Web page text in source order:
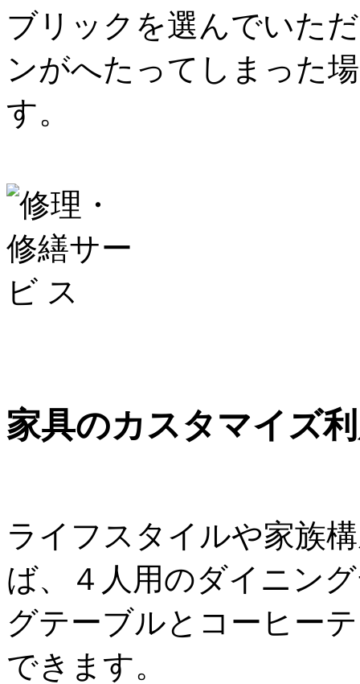
ブリックを選んでいた
ンがへたってしまった
す。
家具のカスタマイズ
ライフスタイルや家族
ば、４人用のダイニン
グテーブルとコーヒー
できます。